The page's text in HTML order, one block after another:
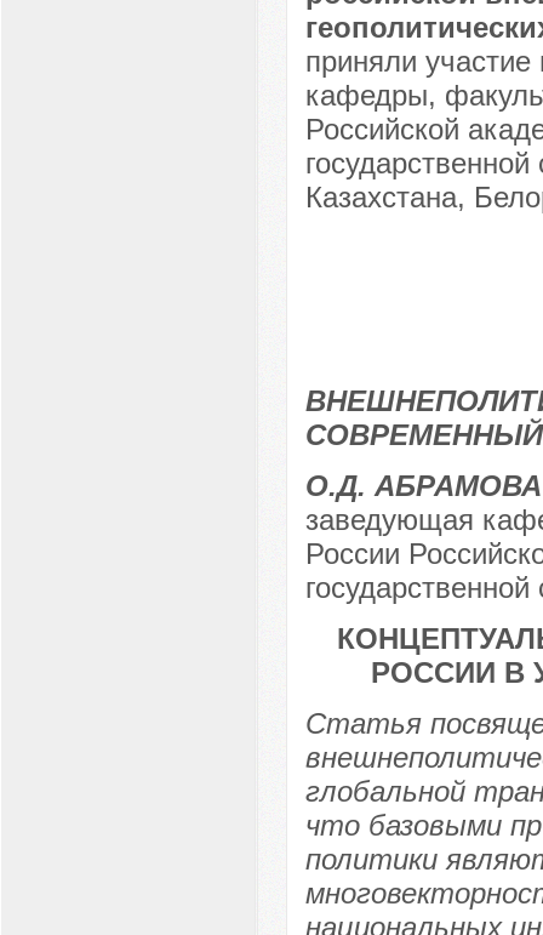
приняли
кафедры,
Российской
Казахстана,
О.Д. АБРАМОВА
заведующая
России
РОССИИ В
Статья
глобальной
что базовыми
политики
национальных